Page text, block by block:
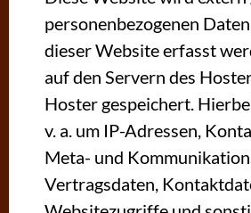
personenbezogenen
dieser Website erfasst
auf den Servern des
Hoster gespeichert.
v. a. um IP-Adressen,
Meta- und
Vertragsdaten,